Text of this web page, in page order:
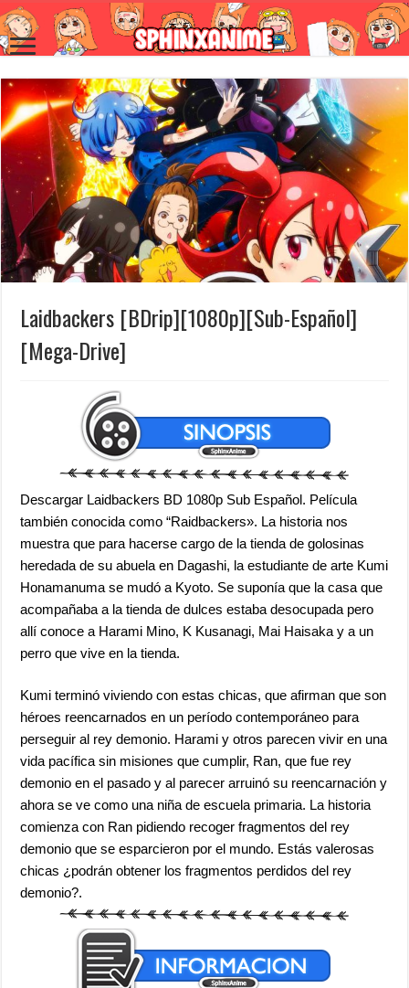
Laidbackers [BDrip][1080p][Sub-Español]
[Mega-Drive]
Descargar Laidbackers BD 1080p Sub Español. Película
también conocida como “Raidbackers». La historia nos
muestra que para hacerse cargo de la tienda de golosinas
heredada de su abuela en Dagashi, la estudiante de arte Kumi
Honamanuma se mudó a Kyoto. Se suponía que la casa que
acompañaba a la tienda de dulces estaba desocupada pero
allí conoce a Harami Mino, K Kusanagi, Mai Haisaka y a un
perro que vive en la tienda.
Kumi terminó viviendo con estas chicas, que afirman que son
héroes reencarnados en un período contemporáneo para
perseguir al rey demonio. Harami y otros parecen vivir en una
vida pacífica sin misiones que cumplir, Ran, que fue rey
demonio en el pasado y al parecer arruinó su reencarnación y
ahora se ve como una niña de escuela primaria. La historia
comienza con Ran pidiendo recoger fragmentos del rey
demonio que se esparcieron por el mundo. Estás valerosas
chicas ¿podrán obtener los fragmentos perdidos del rey
demonio?.